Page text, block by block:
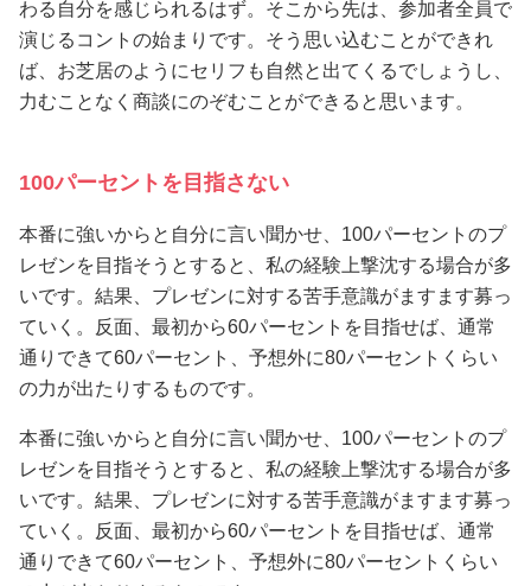
わる自分を感じられるはず。そこから先は、参加者全員で
演じるコントの始まりです。そう思い込むことができれ
ば、お芝居のようにセリフも自然と出てくるでしょうし、
力むことなく商談にのぞむことができると思います。
100パーセントを目指さない
本番に強いからと自分に言い聞かせ、100パーセントのプ
レゼンを目指そうとすると、私の経験上撃沈する場合が多
いです。結果、プレゼンに対する苦手意識がますます募っ
ていく。反面、最初から60パーセントを目指せば、通常
通りできて60パーセント、予想外に80パーセントくらい
の力が出たりするものです。
本番に強いからと自分に言い聞かせ、100パーセントのプ
レゼンを目指そうとすると、私の経験上撃沈する場合が多
いです。結果、プレゼンに対する苦手意識がますます募っ
ていく。反面、最初から60パーセントを目指せば、通常
通りできて60パーセント、予想外に80パーセントくらい